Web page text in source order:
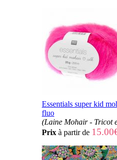
Essentials super kid
fluo
(Laine Mohair - Tricot
Prix à partir de